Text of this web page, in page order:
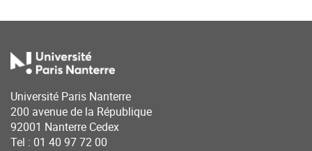
Université Paris Nanterre
200 avenue de la République
92001 Nanterre Cedex
Tel : 01 40 97 72 00